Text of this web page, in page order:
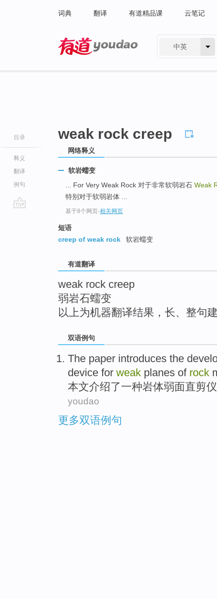
词典 翻译 有道精品课 云笔记
中英
目录
释义
翻译
例句
weak rock creep
网络释义
软岩蠕变
... For Very Weak Rock 对于非常软弱岩石 Weak
特别对于软弱岩体 ...
基于8个网页-相关网页
短语
creep of weak rock
软岩蠕变
有道翻译
weak rock creep
弱岩石蠕变
以上为机器翻译结果，长、整句
双语例句
The paper introduces the
device for weak planes of rock
本文介绍了一种岩体弱面直剪仪
youdao
更多双语例句